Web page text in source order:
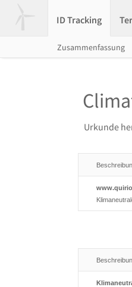
ID Tracking
Zusammenfassung
Urkunde